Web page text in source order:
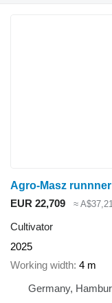
Agro-Masz
EUR 22,709
≈
Cultivator
2025
Working width 4 m
Germany,